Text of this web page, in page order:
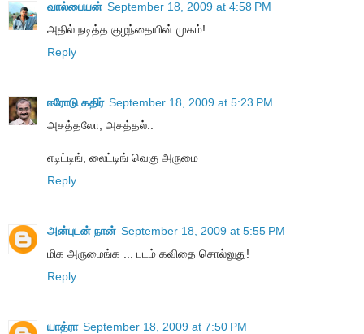
வால்பையன் September 18, 2009 at 4:58 PM
அதில் நடித்த குழந்தையின் முகம்!..
Reply
ஈரோடு கதிர் September 18, 2009 at 5:23 PM
அசத்தலோ, அசத்தல்..
எடிட்டிங், லைட்டிங் வெகு அருமை
Reply
அன்புடன் நான் September 18, 2009 at 5:55 PM
மிக அருமைங்க ... படம் கவிதை சொல்லுது!
Reply
யாத்ரா September 18, 2009 at 7:50 PM